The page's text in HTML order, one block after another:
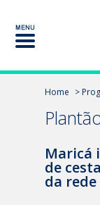
Home >
Maricá
de
da